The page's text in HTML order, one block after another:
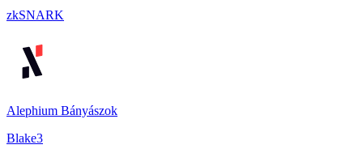
zkSNARK
Alephium Bányászok
Blake3